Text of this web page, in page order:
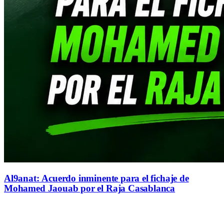
Al9anat: Acuerdo inminente para el fichaje de
Mohamed Jaouab por el Raja Casablanca